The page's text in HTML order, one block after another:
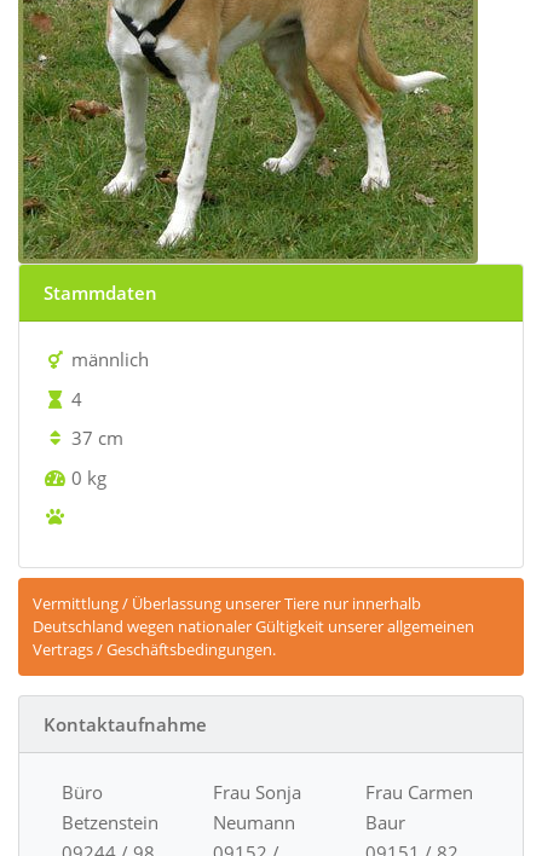
Stammdaten
männlich
4
37 cm
0 kg
Vermittlung / Überlassung unserer Tiere nur innerhalb
Deutschland wegen nationaler Gültigkeit unserer allgemeinen
Vertrags / Geschäftsbedingungen.
Kontaktaufnahme
Büro
Betzenstein
Frau Sonja
Neumann
Frau Carmen
Baur